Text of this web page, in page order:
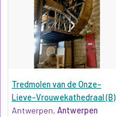
Tredmolen van de Onze-
Lieve-Vrouwekathedraal (B)
Antwerpen, Antwerpen